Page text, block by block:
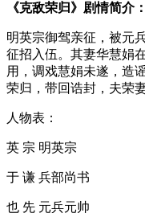
《克敌荣归》剧情简介：
明英宗御驾亲征，被元
征招入伍。其妻华慧娟
用，调戏慧娟未遂，造
荣归，带回诰封，夫荣
人物表：
英 宗 明英宗
于 谦 兵部尚书
也 先 元兵元帅